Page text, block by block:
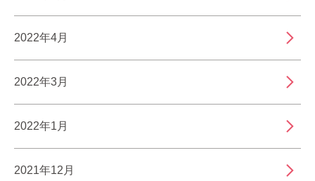
2022年4月
2022年3月
2022年1月
2021年12月